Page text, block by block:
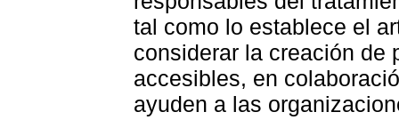
tal como lo establece el
considerar la creación de
accesibles, en
ayuden a las